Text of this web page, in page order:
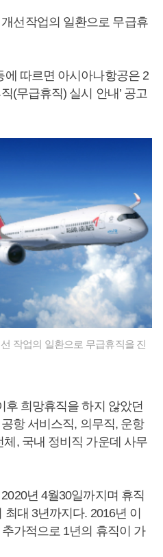
선작업의 일환으로 무급휴
에 따르면 아시아나항공은 2
(무급휴직) 실시 안내’ 공고
작업의 일환으로 무급휴직을 진
후 희망휴직을 하지 않았던
항 서비스직, 의무직, 운항
, 국내 정비직 가운데 사무
년 4월30일까지며 휴직
대 3년까지다. 2016년 이
가적으로 1년의 휴직이 가